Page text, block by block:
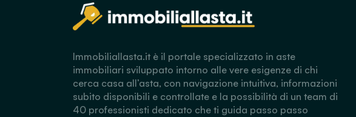
Immobiliallasta.it è il portale specializzato in aste
immobiliari sviluppato intorno alle vere esigenze di chi
cerca casa all’asta, con navigazione intuitiva, informazioni
subito disponibili e controllate e la possibilità di un team di
40 professionisti dedicato che ti guida passo passo